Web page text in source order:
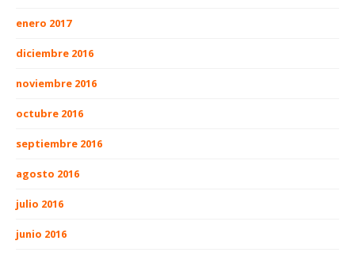
enero 2017
diciembre 2016
noviembre 2016
octubre 2016
septiembre 2016
agosto 2016
julio 2016
junio 2016